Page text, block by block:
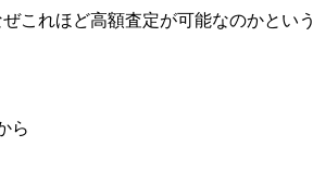
これほど高額査定が可能なのかという
ら